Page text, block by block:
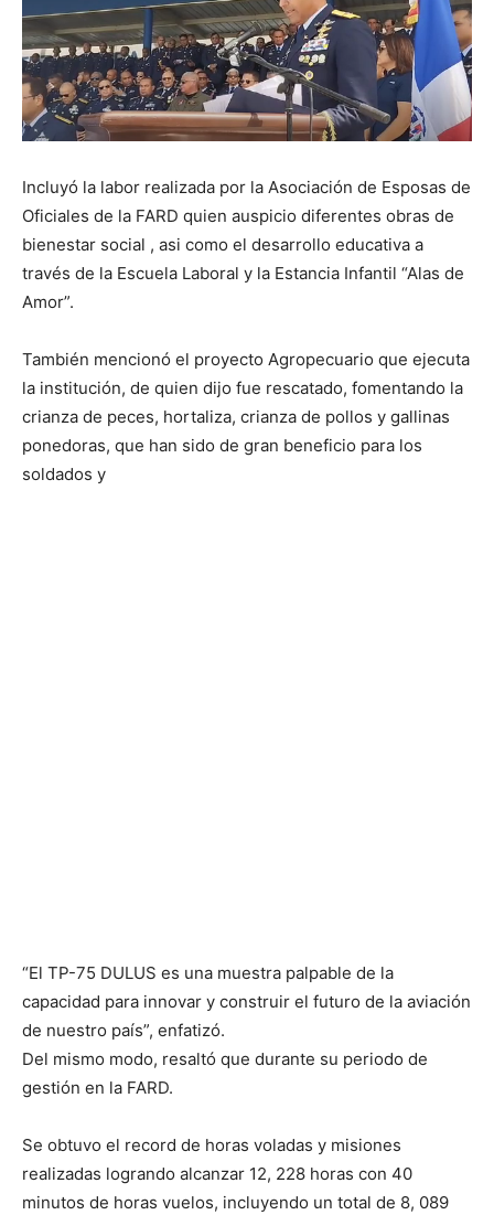
Incluyó la labor realizada por la Asociación de Esposas de
Oficiales de la FARD quien auspicio diferentes obras de
bienestar social , asi como el desarrollo educativa a
través de la Escuela Laboral y la Estancia Infantil “Alas de
Amor”.
También mencionó el proyecto Agropecuario que ejecuta
la institución, de quien dijo fue rescatado, fomentando la
crianza de peces, hortaliza, crianza de pollos y gallinas
ponedoras, que han sido de gran beneficio para los
soldados y
“El TP-75 DULUS es una muestra palpable de la
capacidad para innovar y construir el futuro de la aviación
de nuestro país”, enfatizó.
Del mismo modo, resaltó que durante su periodo de
gestión en la FARD.
Se obtuvo el record de horas voladas y misiones
realizadas logrando alcanzar 12, 228 horas con 40
minutos de horas vuelos, incluyendo un total de 8, 089